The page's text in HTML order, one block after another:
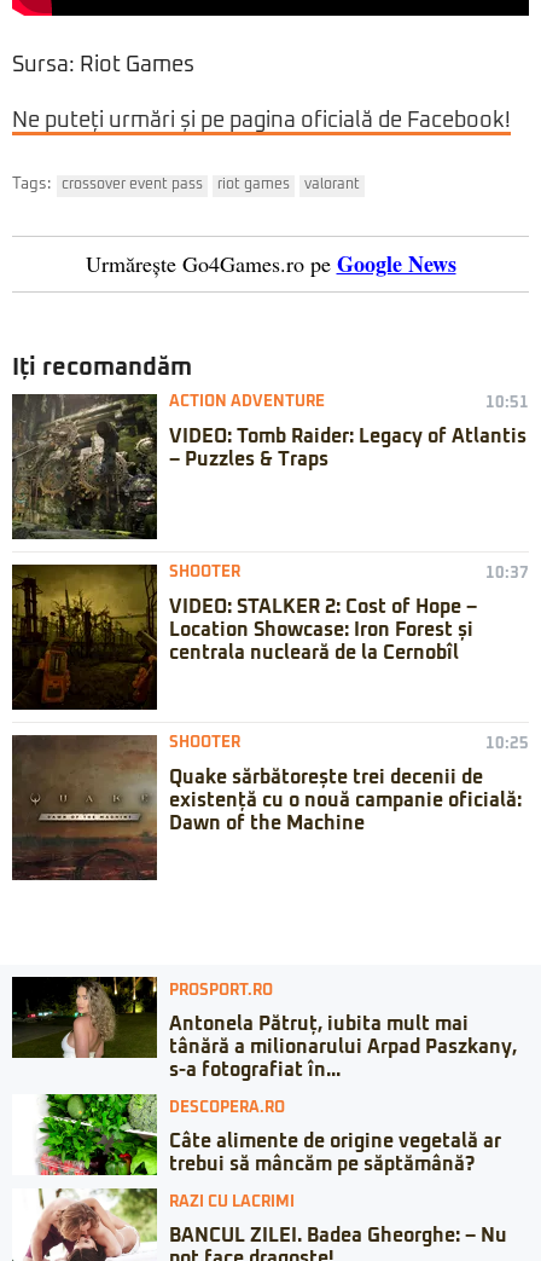
Sursa: Riot Games
Ne puteți urmări și pe pagina oficială de Facebook!
Tags: crossover event pass riot games valorant
Urmărește Go4Games.ro pe Google News
Iți recomandăm
ACTION ADVENTURE 10:51
VIDEO: Tomb Raider: Legacy of Atlantis
– Puzzles & Traps
SHOOTER 10:37
VIDEO: STALKER 2: Cost of Hope –
Location Showcase: Iron Forest și
centrala nucleară de la Cernobîl
SHOOTER 10:25
Quake sărbătorește trei decenii de
existență cu o nouă campanie oficială:
Dawn of the Machine
PROSPORT.RO
Antonela Pătruț, iubita mult mai
tânără a milionarului Arpad Paszkany,
s-a fotografiat în...
DESCOPERA.RO
Câte alimente de origine vegetală ar
trebui să mâncăm pe săptămână?
RAZI CU LACRIMI
BANCUL ZILEI. Badea Gheorghe: – Nu